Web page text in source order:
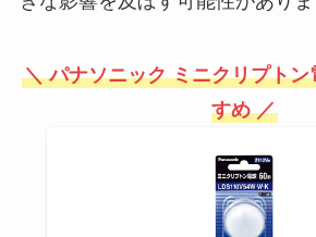
色紙どこに売
紙はダイソー
＼ パナソニック ミニクリプト
すめ ／